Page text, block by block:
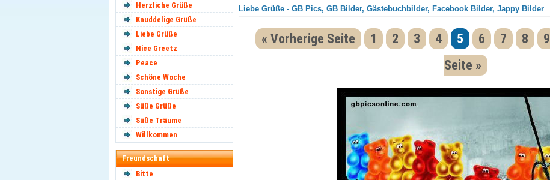
Herzliche Grüße
Knuddelige Grüße
Liebe Grüße
Nice Greetz
Peace
Schöne Woche
Sonstige Grüße
Süße Grüße
Süße Träume
Willkommen
Freundschaft
Bitte
Liebe Grüße - GB Pics, GB Bilder, Gästebuchbilder, Facebook Bilder, Jappy Bilder
« Vorherige Seite 1 2 3 4 5 6 7 8 9
Seite »